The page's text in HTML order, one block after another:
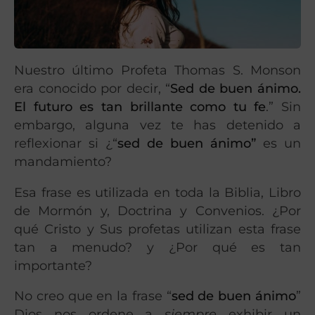
Nuestro último Profeta Thomas S. Monson
era conocido por decir, “Sed de buen ánimo.
El futuro es tan brillante como tu fe.” Sin
embargo, alguna vez te has detenido a
reflexionar si ¿“sed de buen ánimo” es un
mandamiento?
Esa frase es utilizada en toda la Biblia, Libro
de Mormón y, Doctrina y Convenios. ¿Por
qué Cristo y Sus profetas utilizan esta frase
tan a menudo? y ¿Por qué es tan
importante?
No creo que en la frase “sed de buen ánimo”